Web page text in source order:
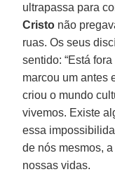
ultrapassa para
Cristo não
ruas. Os seus
sentido: “Está
marcou um antes
criou o mundo
vivemos. Existe
essa
de nós mesmos,
nossas vidas.